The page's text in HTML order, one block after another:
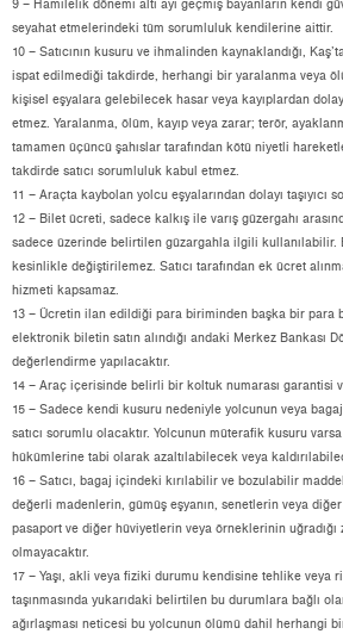
9 – Hamilelik dönemi altı ayı geçmiş bayanların kendi
seyahat etmelerindeki tüm sorumluluk kendilerine aittir.
10 – Satıcının kusuru ve ihmalinden kaynaklandığı,
ispat edilmediği takdirde, herhangi bir yaralanma veya
kişisel eşyalara gelebilecek hasar veya kayıplardan
etmez. Yaralanma, ölüm, kayıp veya zarar; terör,
tamamen üçüncü şahıslar tarafından kötü niyetli
takdirde satıcı sorumluluk kabul etmez.
11 – Araçta kaybolan yolcu eşyalarından dolayı taşıyıcı
12 – Bilet ücreti, sadece kalkış ile varış güzergahı
sadece üzerinde belirtilen güzargahla ilgili
kesinlikle değiştirilemez. Satıcı tarafından ek ücret
hizmeti kapsamaz.
13 – Ücretin ilan edildiği para biriminden başka bir para
elektronik biletin satın alındığı andaki Merkez Bankası
değerlendirme yapılacaktır.
14 – Araç içerisinde belirli bir koltuk numarası garantisi
15 – Sadece kendi kusuru nedeniyle yolcunun veya
satıcı sorumlu olacaktır. Yolcunun müterafik kusuru
hükümlerine tabi olarak azaltılabilecek veya
16 – Satıcı, bagaj içindeki kırılabilir ve bozulabilir
değerli madenlerin, gümüş eşyanın, senetlerin veya
pasaport ve diğer hüviyetlerin veya örneklerinin uğradığı
olmayacaktır.
17 – Yaşı, akli veya fiziki durumu kendisine tehlike veya
taşınmasında yukarıdaki belirtilen bu durumlara bağlı
ağırlaşması neticesi bu yolcunun ölümü dahil herhangi